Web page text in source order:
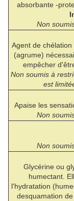
absorbante -
Non
Agent de
(agrume)
empêcher
Non soumis à
est
Apaise les
Non
Non
Glycérine ou
humectant.
l'hydratation
desquamation